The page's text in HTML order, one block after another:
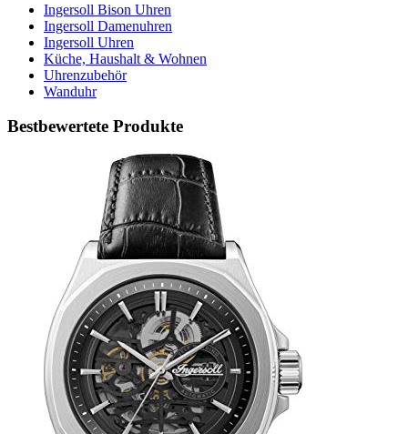
Ingersoll Bison Uhren
Ingersoll Damenuhren
Ingersoll Uhren
Küche, Haushalt & Wohnen
Uhrenzubehör
Wanduhr
Bestbewertete Produkte